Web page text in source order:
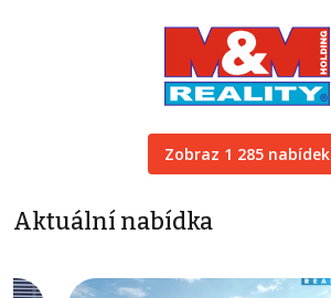
Zobraz 1 285 nabídek
Aktuální nabídka